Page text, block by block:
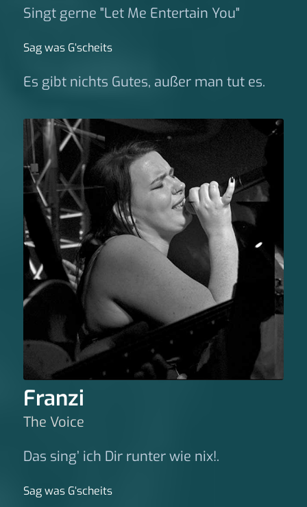
Singt gerne "Let Me Entertain You"
Sag was G‘scheits
Es gibt nichts Gutes, außer man tut es.
Franzi
The Voice
Das sing’ ich Dir runter wie nix!.
Sag was G‘scheits